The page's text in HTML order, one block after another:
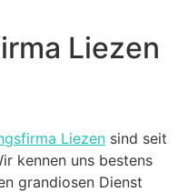
Liezen
Liezen sind seit
kennen uns bestens
grandiosen Dienst